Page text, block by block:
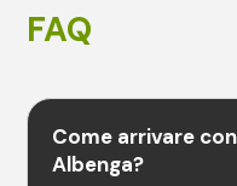
FAQ
Come arrivare
Albenga?